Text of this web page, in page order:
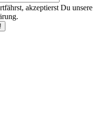
akzeptierst Du unsere